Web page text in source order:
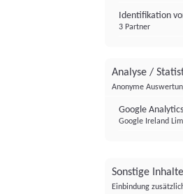
Identifikation
3 Partner
Analyse /
Anonyme
Google Analytics
Google Ireland
Sonstige Inhalte
Einbindung